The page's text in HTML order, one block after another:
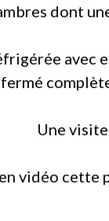
dont
avec
fermé
Une
vidéo cette